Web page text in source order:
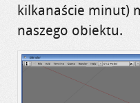
kilkanaście minut)
naszego obiektu.